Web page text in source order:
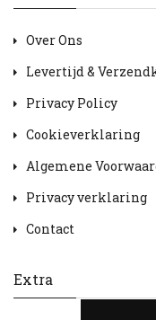
Over Ons
Levertijd &
Privacy Policy
Cookieverklaring
Algemene
Privacy verklaring
Contact
Extra